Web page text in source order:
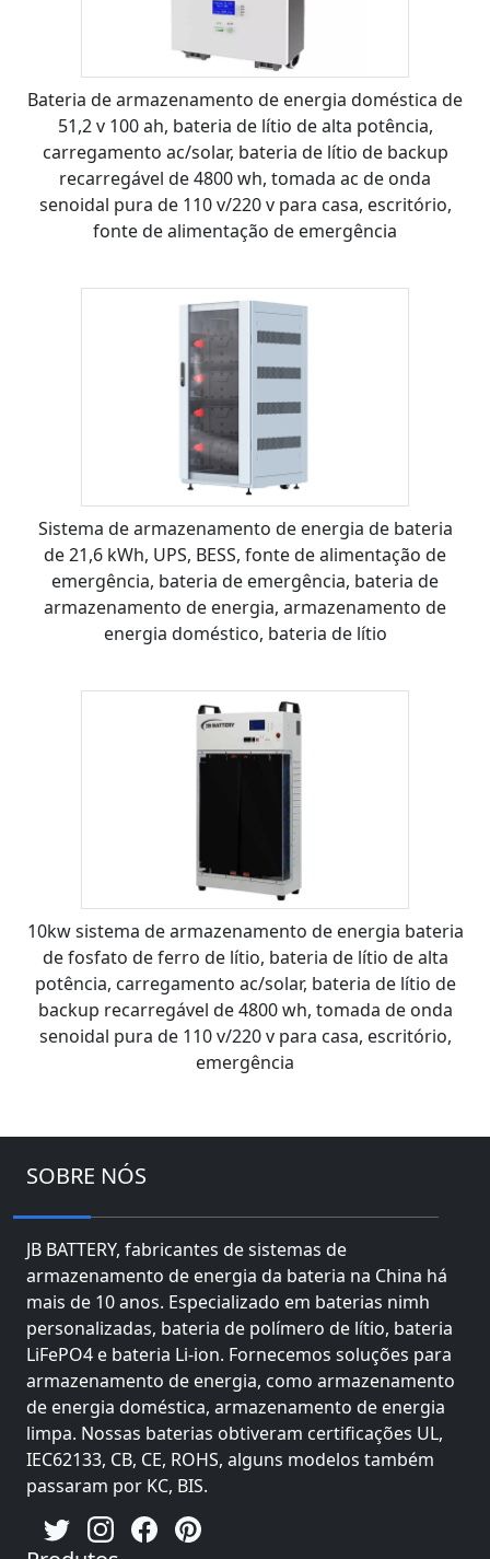
Bateria de armazenamento de energia doméstica de
51,2 v 100 ah, bateria de lítio de alta potência,
carregamento ac/solar, bateria de lítio de backup
recarregável de 4800 wh, tomada ac de onda
senoidal pura de 110 v/220 v para casa, escritório,
fonte de alimentação de emergência
Sistema de armazenamento de energia de bateria
de 21,6 kWh, UPS, BESS, fonte de alimentação de
emergência, bateria de emergência, bateria de
armazenamento de energia, armazenamento de
energia doméstico, bateria de lítio
10kw sistema de armazenamento de energia bateria
de fosfato de ferro de lítio, bateria de lítio de alta
potência, carregamento ac/solar, bateria de lítio de
backup recarregável de 4800 wh, tomada de onda
senoidal pura de 110 v/220 v para casa, escritório,
emergência
SOBRE NÓS
JB BATTERY, fabricantes de sistemas de
armazenamento de energia da bateria na China há
mais de 10 anos. Especializado em baterias nimh
personalizadas, bateria de polímero de lítio, bateria
LiFePO4 e bateria Li-ion. Fornecemos soluções para
armazenamento de energia, como armazenamento
de energia doméstica, armazenamento de energia
limpa. Nossas baterias obtiveram certificações UL,
IEC62133, CB, CE, ROHS, alguns modelos também
passaram por KC, BIS.